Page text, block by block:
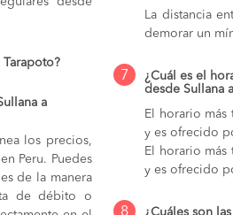
Tarapoto?
a
los precios,
Peru. Puedes
de la manera
de débito o
La distancia
demorar un
7
¿Cuál es el
desde Sullana
El horario más
y es ofrecido
El horario más
y es ofrecido
¿Cuáles son